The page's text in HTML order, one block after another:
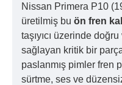
Nissan Primera P10
üretilmiş bu ön fren
taşıyıcı üzerinde
sağlayan kritik bir
paslanmış pimler fren
sürtme, ses ve